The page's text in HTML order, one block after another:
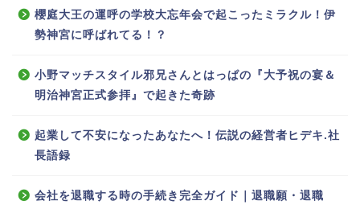
櫻庭大王の運呼の学校大忘年会で起こったミラクル！伊
勢神宮に呼ばれてる！？
小野マッチスタイル邪兄さんとはっぱの『大予祝の宴＆
明治神宮正式参拝』で起きた奇跡
起業して不安になったあなたへ！伝説の経営者ヒデキ.社
長語録
会社を退職する時の手続き完全ガイド｜退職願・退職